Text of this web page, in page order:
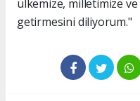
ülkemize, milletimize ve
getirmesini diliyorum."